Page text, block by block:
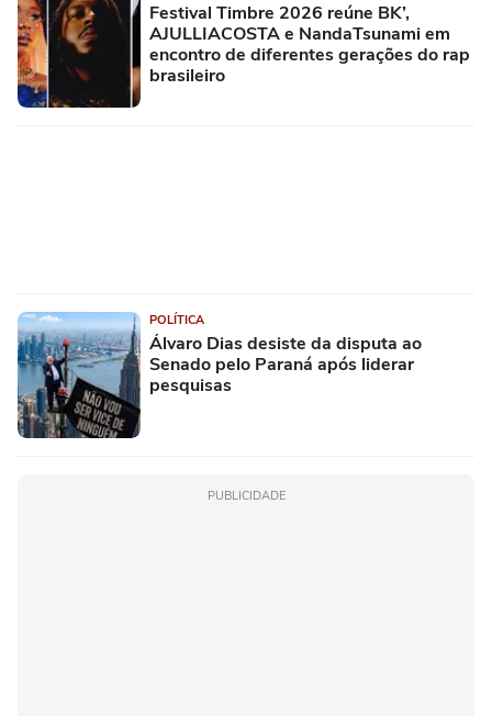
Festival Timbre 2026 reúne BK’,
AJULLIACOSTA e NandaTsunami em
encontro de diferentes gerações do rap
brasileiro
POLÍTICA
Álvaro Dias desiste da disputa ao
Senado pelo Paraná após liderar
pesquisas
PUBLICIDADE